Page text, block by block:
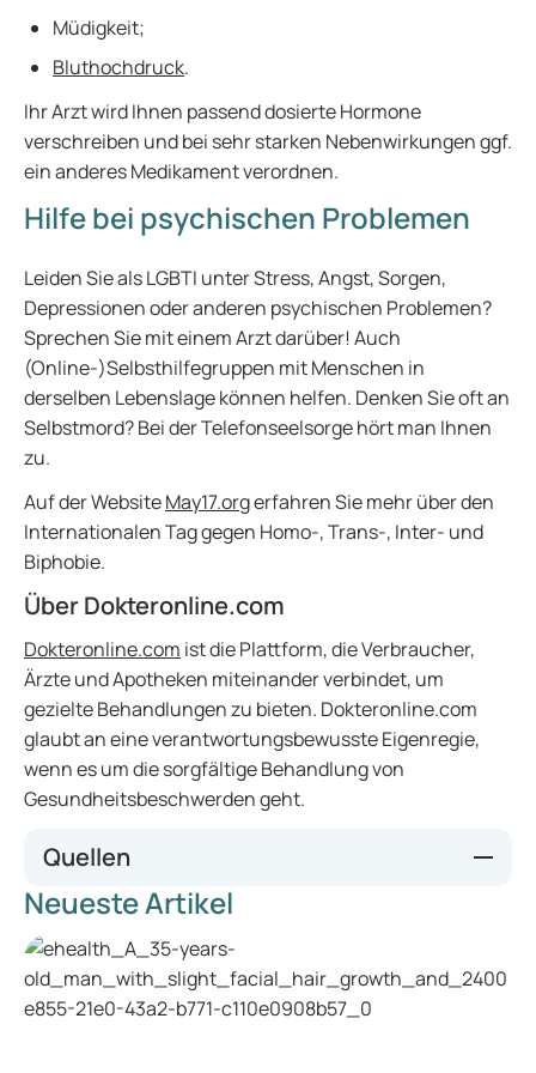
Müdigkeit;
Bluthochdruck.
Ihr Arzt wird Ihnen passend dosierte Hormone
verschreiben und bei sehr starken Nebenwirkungen ggf.
ein anderes Medikament verordnen.
Hilfe bei psychischen Problemen
Leiden Sie als LGBTI unter Stress, Angst, Sorgen,
Depressionen oder anderen psychischen Problemen?
Sprechen Sie mit einem Arzt darüber! Auch
(Online-)Selbsthilfegruppen mit Menschen in
derselben Lebenslage können helfen. Denken Sie oft an
Selbstmord? Bei der Telefonseelsorge hört man Ihnen
zu.
Auf der WebsiteMay17.orgerfahren Sie mehr über den
Internationalen Tag gegen Homo-, Trans-, Inter- und
Biphobie.
Über Dokteronline.com
Dokteronline.com ist die Plattform, die Verbraucher,
Ärzte und Apotheken miteinander verbindet, um
gezielte Behandlungen zu bieten. Dokteronline.com
glaubt an eine verantwortungsbewusste Eigenregie,
wenn es um die sorgfältige Behandlung von
Gesundheitsbeschwerden geht.
Quellen
AD.nl. (2018, 21. November). Leefsituatie LHBT’er slechter
dan van hetero. [Lebenssituation von LGBT schlechter als
die von Heteros.] Verfügbar unter
https://www.ad.nl/binnenland/leefsituatie-lhbt-er-
slechter-dan-van-hetero~a6172db8/[20. April 2020]
Neueste Artikel